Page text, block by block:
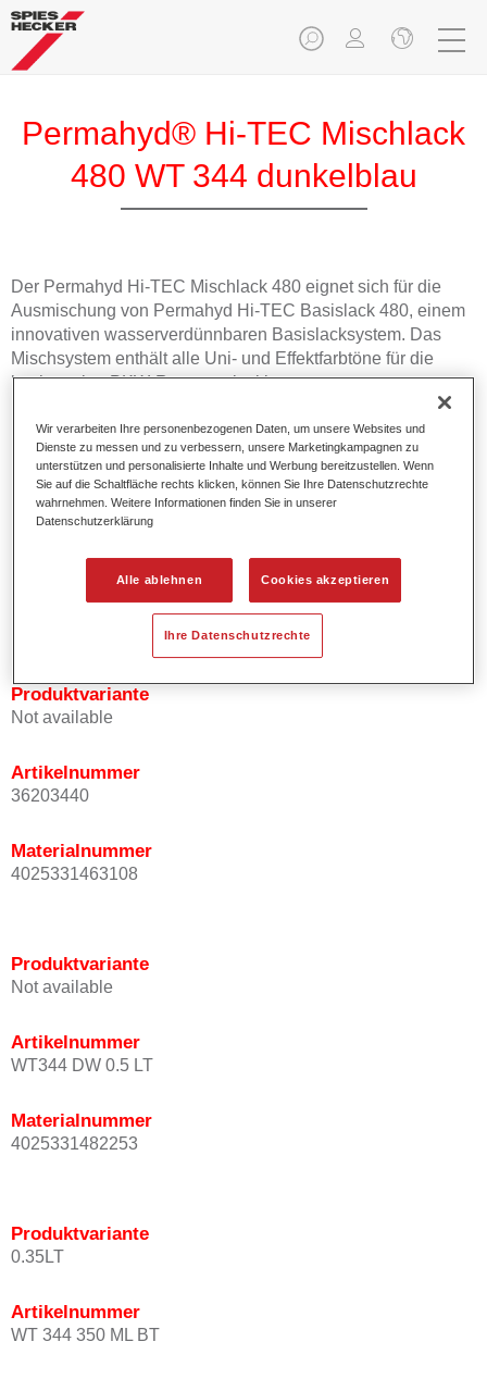
Permahyd® Hi-TEC Mischlack
480 WT 344 dunkelblau
Der Permahyd Hi-TEC Mischlack 480 eignet sich für die
Ausmischung von Permahyd Hi-TEC Basislack 480, einem
innovativen wasserverdünnbaren Basislacksystem. Das
Mischsystem enthält alle Uni- und Effektfarbtöne für die
hochwertige PKW-Reparaturlackierung.
Produktmerkmale
Einfach und schnell zu verarbeiten.
Bietet eine hohe Farbtongenauigkeit und gleichmäßige
Effektausrichtung.
Fördert kurze Prozesszeiten.
Ermöglicht einfaches und sicheres Einlackieren.
Kann variabel eingesetzt werden, z.B. für Innenraum-,
Mehrschicht- und Mehrfarbenlackierungen.
Produktvariante
Not available
Artikelnummer
36203440
Materialnummer
4025331463108
Produktvariante
Not available
Artikelnummer
WT344 DW 0.5 LT
Materialnummer
4025331482253
Produktvariante
0.35LT
Artikelnummer
WT 344 350 ML BT
Wir verarbeiten Ihre personenbezogenen Daten, um unsere Websites und
Dienste zu messen und zu verbessern, unsere Marketingkampagnen zu
unterstützen und personalisierte Inhalte und Werbung bereitzustellen. Wenn
Sie auf die Schaltfläche rechts klicken, können Sie Ihre Datenschutzrechte
wahrnehmen. Weitere Informationen finden Sie in unserer
Datenschutzerklärung
Alle ablehnen Cookies akzeptieren
Ihre Datenschutzrechte